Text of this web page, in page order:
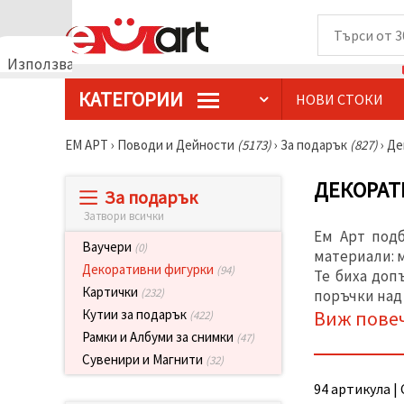
Използваме
бисквитки
Използваме
КАТЕГОРИИ НОВИ СТОКИ
ЕМ АРТ › Поводи и Дейности (5173)› За подарък (827)›
За подарък
Затвори всички
Ваучери (0)
Декоративни фигурки (94)
Картички (232)
Кутии за подарък (422)
Рамки и Албуми за снимки (47)
Сувенири и Магнити (32)
Ем Арт
материали:
Те биха
поръчки над
Виж
94 артикула |